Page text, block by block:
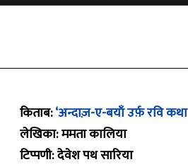
किताब:‘अन्दाज़-ए-बयाँ उर्फ़ रवि कथा
लेखिका: ममता कालिया
टिप्पणी: देवेश पथ सारिया